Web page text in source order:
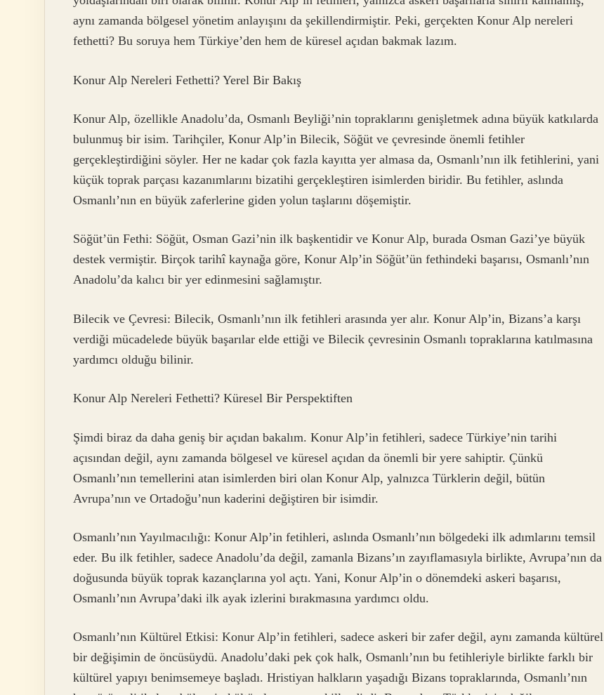
aynı zamanda bölgesel yönetim anlayışını da şekillendirmiştir. Peki, gerçekten Konur Alp nereleri
fethetti? Bu soruya hem Türkiye’den hem de küresel açıdan bakmak lazım.
Konur Alp Nereleri Fethetti? Yerel Bir Bakış
Konur Alp, özellikle Anadolu’da, Osmanlı Beyliği’nin topraklarını genişletmek adına büyük katkılarda
bulunmuş bir isim. Tarihçiler, Konur Alp’in Bilecik, Söğüt ve çevresinde önemli fetihler
gerçekleştirdiğini söyler. Her ne kadar çok fazla kayıtta yer almasa da, Osmanlı’nın ilk fetihlerini, yani
küçük toprak parçası kazanımlarını bizatihi gerçekleştiren isimlerden biridir. Bu fetihler, aslında
Osmanlı’nın en büyük zaferlerine giden yolun taşlarını döşemiştir.
Söğüt’ün Fethi: Söğüt, Osman Gazi’nin ilk başkentidir ve Konur Alp, burada Osman Gazi’ye büyük
destek vermiştir. Birçok tarihî kaynağa göre, Konur Alp’in Söğüt’ün fethindeki başarısı, Osmanlı’nın
Anadolu’da kalıcı bir yer edinmesini sağlamıştır.
Bilecik ve Çevresi: Bilecik, Osmanlı’nın ilk fetihleri arasında yer alır. Konur Alp’in, Bizans’a karşı
verdiği mücadelede büyük başarılar elde ettiği ve Bilecik çevresinin Osmanlı topraklarına katılmasına
yardımcı olduğu bilinir.
Konur Alp Nereleri Fethetti? Küresel Bir Perspektiften
Şimdi biraz da daha geniş bir açıdan bakalım. Konur Alp’in fetihleri, sadece Türkiye’nin tarihi
açısından değil, aynı zamanda bölgesel ve küresel açıdan da önemli bir yere sahiptir. Çünkü
Osmanlı’nın temellerini atan isimlerden biri olan Konur Alp, yalnızca Türklerin değil, bütün
Avrupa’nın ve Ortadoğu’nun kaderini değiştiren bir isimdir.
Osmanlı’nın Yayılmacılığı: Konur Alp’in fetihleri, aslında Osmanlı’nın bölgedeki ilk adımlarını temsil
eder. Bu ilk fetihler, sadece Anadolu’da değil, zamanla Bizans’ın zayıflamasıyla birlikte, Avrupa’nın da
doğusunda büyük toprak kazançlarına yol açtı. Yani, Konur Alp’in o dönemdeki askeri başarısı,
Osmanlı’nın Avrupa’daki ilk ayak izlerini bırakmasına yardımcı oldu.
Osmanlı’nın Kültürel Etkisi: Konur Alp’in fetihleri, sadece askeri bir zafer değil, aynı zamanda kültürel
bir değişimin de öncüsüydü. Anadolu’daki pek çok halk, Osmanlı’nın bu fetihleriyle birlikte farklı bir
kültürel yapıyı benimsemeye başladı. Hristiyan halkların yaşadığı Bizans topraklarında, Osmanlı’nın